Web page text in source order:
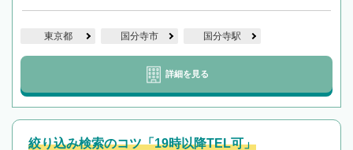
東京都 国分寺市 国分寺駅
詳細を見る
絞り込み検索のコツ「19時以降TEL可」